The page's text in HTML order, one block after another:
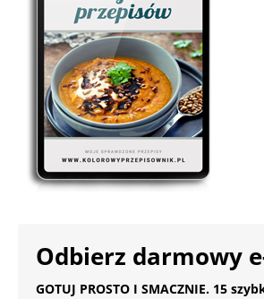
Odbierz darmowy
GOTUJ PROSTO I SMACZNIE. 15